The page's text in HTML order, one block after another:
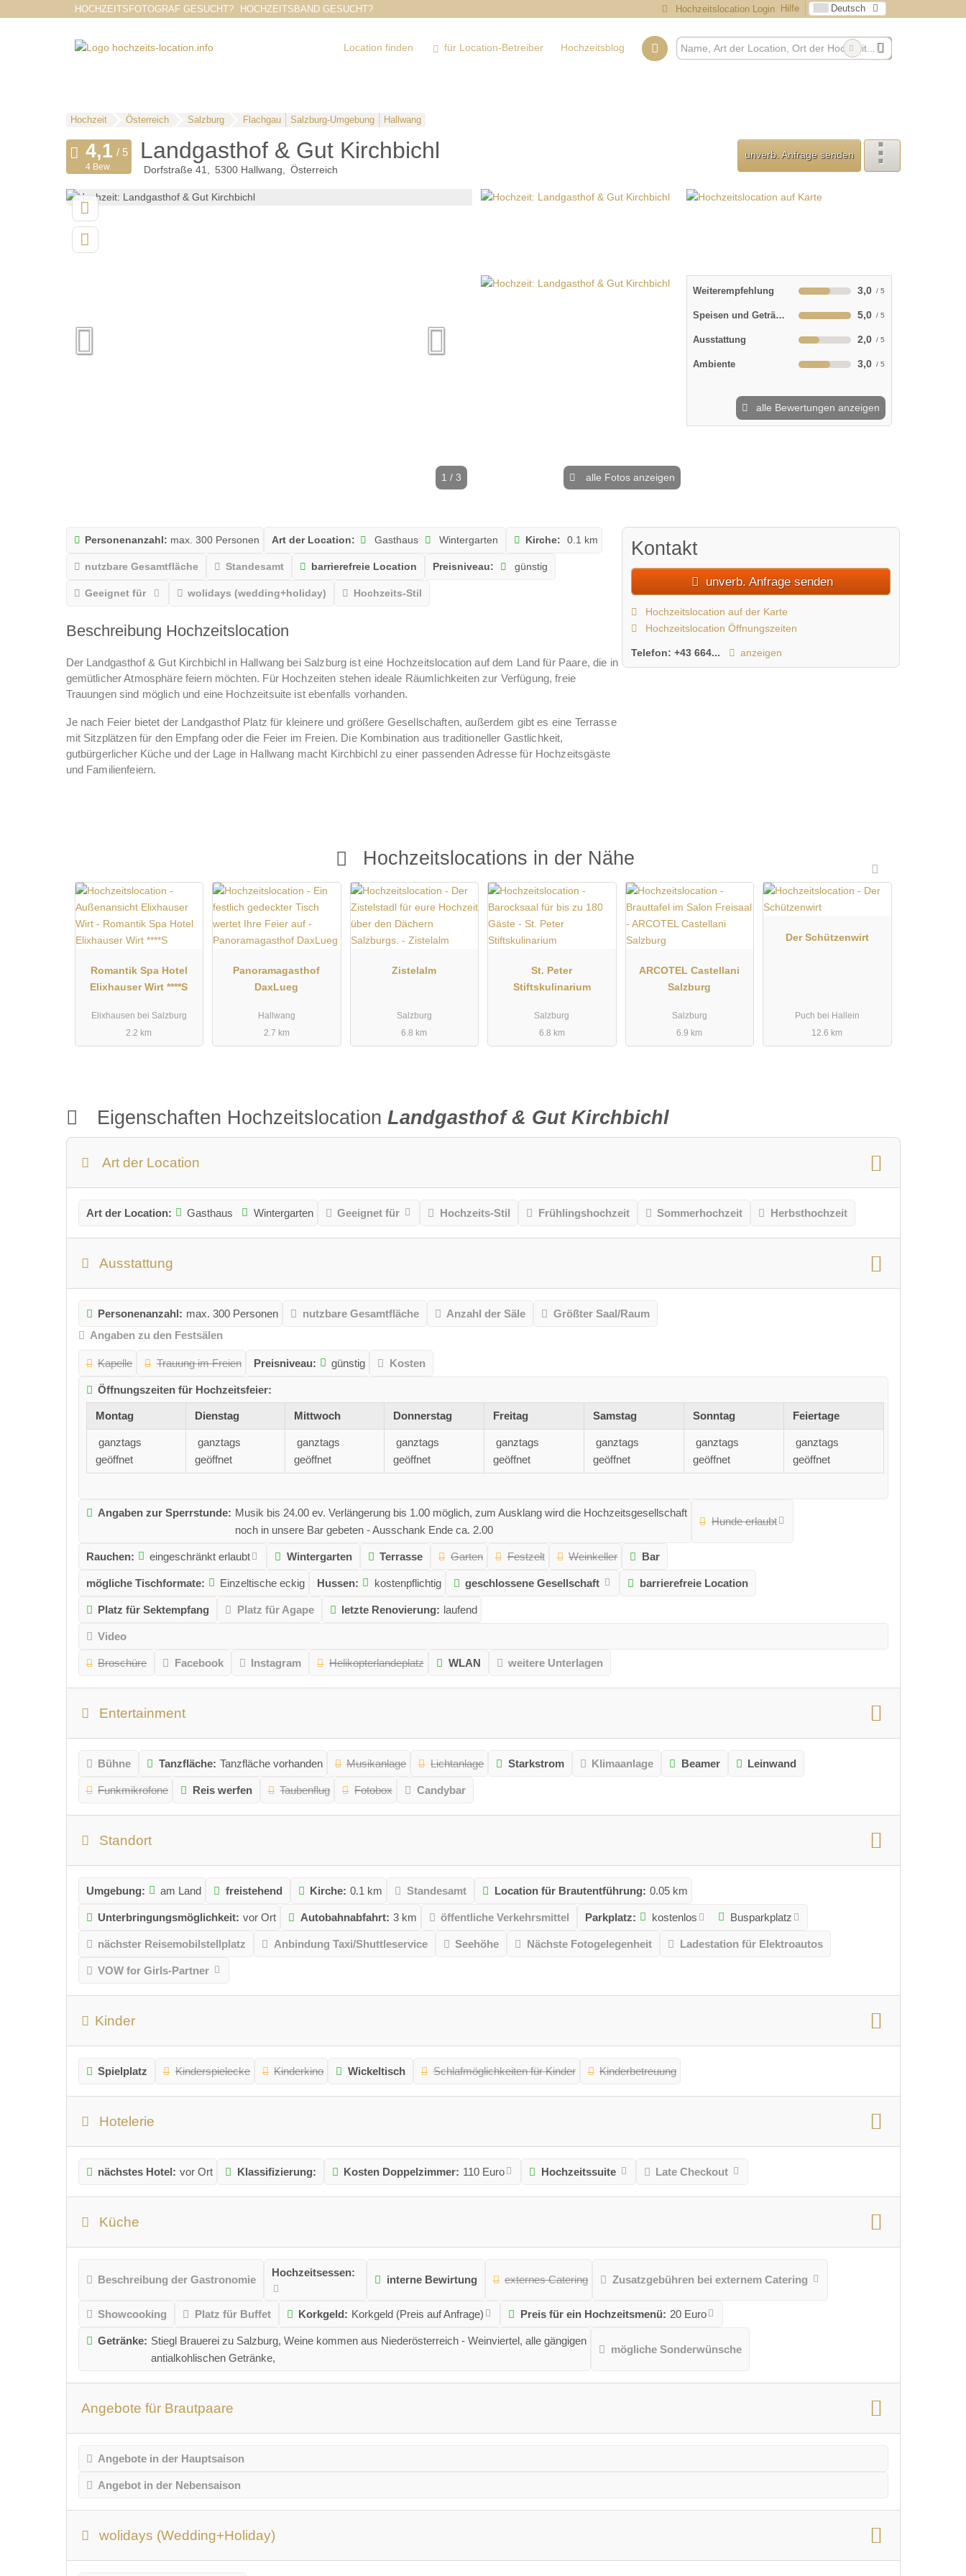
HOCHZEITSFOTOGRAF GESUCHT? HOCHZEITSBAND GESUCHT? Hochzeitslocation Login Hilfe Deutsch
Location finden für Location-Betreiber Hochzeitsblog
Hochzeit Österreich Salzburg Flachgau Salzburg-Umgebung Hallwang
Landgasthof & Gut Kirchbichl
Dorfstraße 41 5300 Hallwang Österreich
unverb. Anfrage senden
4 Bew.
1 / 3 alle Fotos anzeigen
Weiterempfehlung 3,0
Speisen und Getränke 5,0
Ausstattung 2,0
Ambiente 3,0
alle Bewertungen anzeigen
Personenanzahl: max. 300 Personen Art der Location: Gasthaus Wintergarten Kirche: 0.1 km
nutzbare Gesamtfläche Standesamt barrierefreie Location Preisniveau: günstig
Geeignet für wolidays (wedding+holiday) Hochzeits-Stil
Beschreibung Hochzeitslocation
Der Landgasthof & Gut Kirchbichl in Hallwang bei Salzburg ist eine Hochzeitslocation auf dem Land für Paare, die in
gemütlicher Atmosphäre feiern möchten. Für Hochzeiten stehen ideale Räumlichkeiten zur Verfügung, freie
Trauungen sind möglich und eine Hochzeitsuite ist ebenfalls vorhanden.
Je nach Feier bietet der Landgasthof Platz für kleinere und größere Gesellschaften, außerdem gibt es eine Terrasse
mit Sitzplätzen für den Empfang oder die Feier im Freien. Die Kombination aus traditioneller Gastlichkeit,
gutbürgerlicher Küche und der Lage in Hallwang macht Kirchbichl zu einer passenden Adresse für Hochzeitsgäste
und Familienfeiern.
Kontakt
unverb. Anfrage senden
Hochzeitslocation auf der Karte
Hochzeitslocation Öffnungszeiten
Telefon:+43 664... anzeigen
Hochzeitslocations in der Nähe
Romantik Spa Hotel
Elixhauser Wirt ****S
Elixhausen bei Salzburg
2.2 km
Panoramagasthof
DaxLueg
Hallwang
2.7 km
Zistelalm
Salzburg
6.8 km
St. Peter
Stiftskulinarium
Salzburg
6.8 km
ARCOTEL Castellani
Salzburg
Salzburg
6.9 km
Der Schützenwirt
Puch bei Hallein
12.6 km
Eigenschaften HochzeitslocationLandgasthof & Gut Kirchbichl
Art der Location
Art der Location: Gasthaus Wintergarten Geeignet für Hochzeits-Stil Frühlingshochzeit Sommerhochzeit Herbsthochzeit
Ausstattung
Personenanzahl: max. 300 Personen nutzbare Gesamtfläche Anzahl der Säle
Größter Saal/Raum
Angaben zu den Festsälen
Kapelle Trauung im Freien Preisniveau: günstig Kosten
Öffnungszeiten für Hochzeitsfeier:
Montag Dienstag Mittwoch Donnerstag Freitag Samstag Sonntag Feiertage
ganztags
geöffnet
ganztags
geöffnet
ganztags
geöffnet
ganztags
geöffnet
ganztags
geöffnet
ganztags
geöffnet
ganztags
geöffnet
ganztags
geöffnet
Angaben zur Sperrstunde: Musik bis 24.00 ev. Verlängerung bis 1.00 möglich, zum Ausklang wird die Hochzeitsgesellschaft
noch in unsere Bar gebeten - Ausschank Ende ca. 2.00
Hunde erlaubt
Rauchen: eingeschränkt erlaubt Wintergarten Terrasse Garten Festzelt Weinkeller Bar
mögliche Tischformate: Einzeltische eckig Hussen: kostenpflichtig geschlossene Gesellschaft barrierefreie Location
Platz für Sektempfang Platz für Agape letzte Renovierung: laufend
Video
Broschüre Facebook Instagram Helikopterlandeplatz WLAN weitere Unterlagen
Entertainment
Bühne Tanzfläche: Tanzfläche vorhanden Musikanlage Lichtanlage Starkstrom Klimaanlage Beamer Leinwand
Funkmikrofone Reis werfen Taubenflug Fotobox Candybar
Standort
Umgebung: am Land freistehend Kirche: 0.1 km Standesamt Location für Brautentführung: 0.05 km
Unterbringungsmöglichkeit: vor Ort Autobahnabfahrt: 3 km öffentliche Verkehrsmittel Parkplatz: kostenlos Busparkplatz
nächster Reisemobilstellplatz Anbindung Taxi/Shuttleservice Seehöhe Nächste Fotogelegenheit Ladestation für Elektroautos
VOW for Girls-Partner
Kinder
Spielplatz Kinderspielecke Kinderkino Wickeltisch Schlafmöglichkeiten für Kinder Kinderbetreuung
Hotelerie
nächstes Hotel: vor Ort Klassifizierung: Kosten Doppelzimmer: 110 Euro Hochzeitssuite Late Checkout
Küche
Beschreibung der Gastronomie
Hochzeitsessen:
interne Bewirtung externes Catering Zusatzgebühren bei externem Catering
Showcooking Platz für Buffet Korkgeld: Korkgeld (Preis auf Anfrage) Preis für ein Hochzeitsmenü: 20 Euro
Getränke: Stiegl Brauerei zu Salzburg, Weine kommen aus Niederösterreich - Weinviertel, alle gängigen
antialkohlischen Getränke,
mögliche Sonderwünsche
Angebote für Brautpaare
Angebote in der Hauptsaison
Angebot in der Nebensaison
wolidays (Wedding+Holiday)